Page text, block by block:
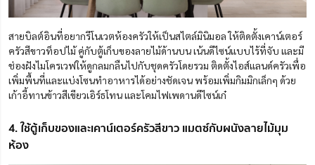
สายบิลต์อินที่อยากรีโนเวตห้องครัวให้เป็นสไตล์มินิมอล ให้ติดตั้งเคาน์เตอร์
ครัวสีขาวท็อปไม้ คู่กับตู้เก็บของลายไม้ด้านบน เน้นดีไซน์แบบไร้ที่จับ และมี
ช่องฝังไมโครเวฟให้ดูกลมกลืนไปกับชุดครัวโดยรวม ติดตั้งไอส์แลนด์ครัวเพื่อ
เพิ่มพื้นที่และแบ่งโซนทำอาหารได้อย่างชัดเจน พร้อมเพิ่มกิมมิกเล็กๆ ด้วย
เก้าอี้ทานข้าวสีเขียวเอิร์ธโทน และโคมไฟเพดานดีไซน์เก๋
4. ใช้ตู้เก็บของและเคาน์เตอร์ครัวสีขาว แมตซ์กับผนังลายไม้มุม
ห้อง